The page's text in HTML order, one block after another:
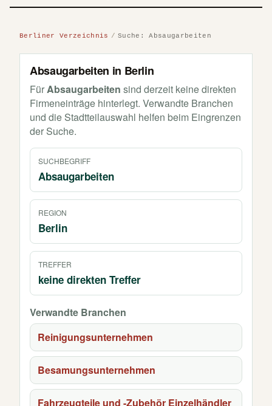
Berliner Verzeichnis Suche: Absaugarbeiten
Absaugarbeiten in Berlin
FürAbsaugarbeiten sind derzeit keine direkten
Firmeneinträge hinterlegt. Verwandte Branchen
und die Stadtteilauswahl helfen beim Eingrenzen
der Suche.
SUCHBEGRIFF
Absaugarbeiten
REGION
Berlin
TREFFER
keine direkten Treffer
Verwandte Branchen
Reinigungsunternehmen
Besamungsunternehmen
Fahrzeugteile und -Zubehör Einzelhändler